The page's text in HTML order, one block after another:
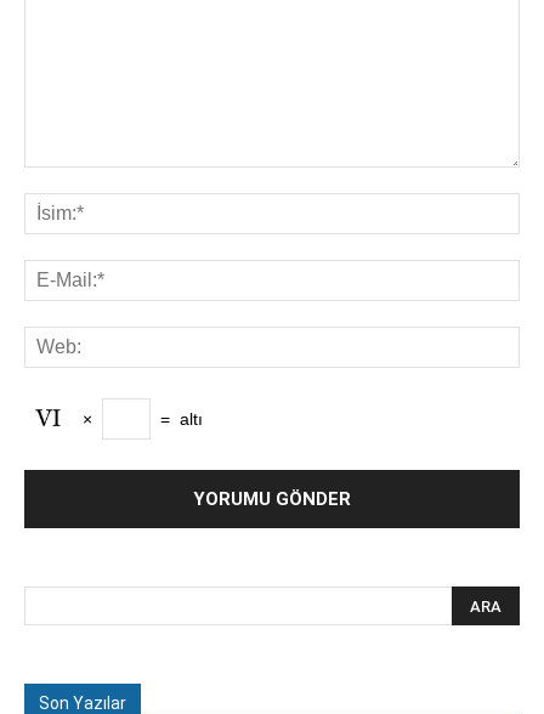
× = altı
Son Yazılar